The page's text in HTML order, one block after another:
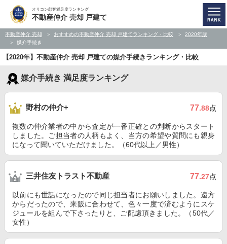
オリコン顧客満足度ランキング
不動産仲介 売却 戸建て
不動産仲介 売却 おすすめの不動産仲介 売却 戸建てランキング・比較
2020年版
媒介手続き
【2020年】不動産仲介 売却 戸建ての媒介手続きランキング・比較
媒介手続き 満足度ランキング
野村の仲介+ 77.88点
複数の仲介業者の中から査定が一番正確との判断からスタート
しました。ご担当者の人柄もよく、当方の希望や質問にも親身
になって聞いていただけました。（60代以上／男性）
三井住友トラスト不動産 77.27点
以前にも世話になったので同じ担当者にお願いしました。遠方
からだったので、来阪に合わせて、色々一度で済むようにスケ
ジュールを組んで下さったりと、ご配慮頂きました。（50代／
女性）